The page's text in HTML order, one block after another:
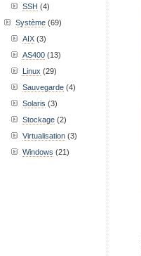
SSH (4)
Système (69)
AIX (3)
AS400 (13)
Linux (29)
Sauvegarde (4)
Solaris (3)
Stockage (2)
Virtualisation (3)
Windows (21)